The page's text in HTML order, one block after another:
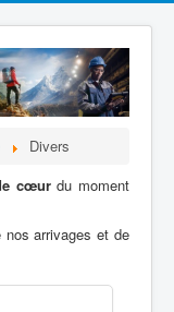
Divers
cœurdu moment
arrivages et de